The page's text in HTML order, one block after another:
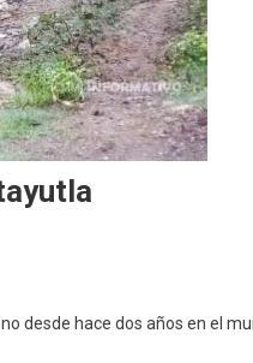
desde hace dos años en el